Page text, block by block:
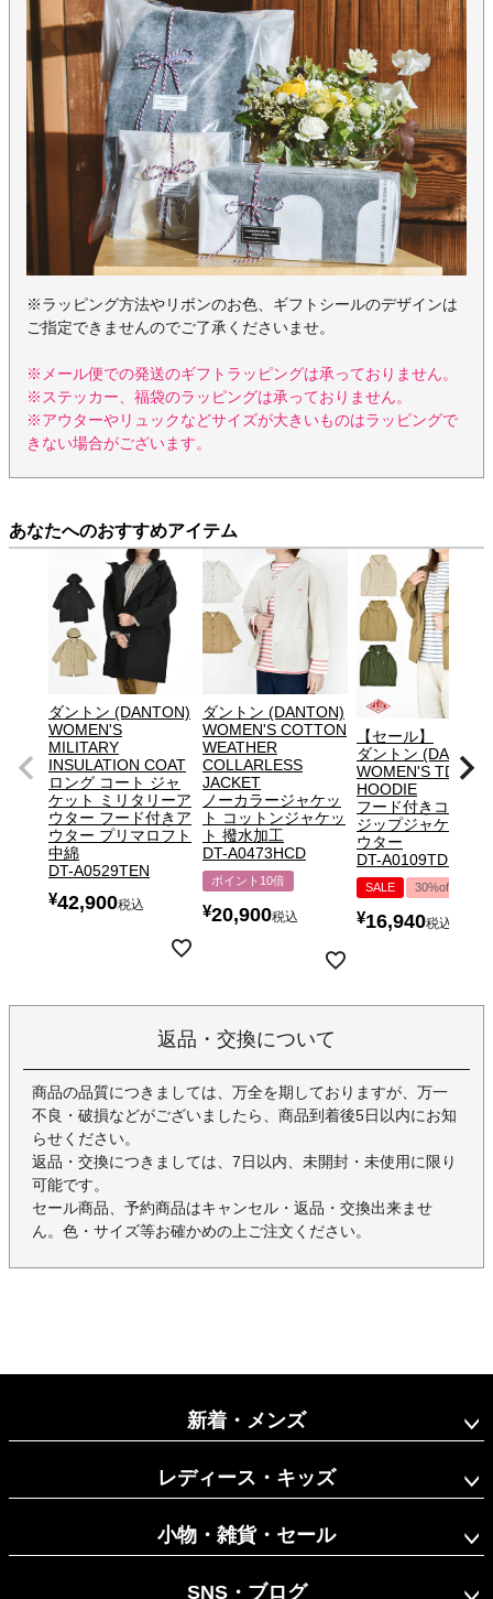
※ラッピング方法やリボンのお色、ギフトシールのデザインは
ご指定できませんのでご了承くださいませ。
※メール便での発送のギフトラッピングは承っておりません。
※ステッカー、福袋のラッピングは承っておりません。
※アウターやリュックなどサイズが大きいものはラッピングで
きない場合がございます。
あなたへのおすすめアイテム
ダントン (DANTON)
WOMEN'S
MILITARY
INSULATION COAT
ロング コート ジャ
ケット ミリタリーア
ウター フード付きア
ウター プリマロフト
中綿
DT-A0529TEN
¥42,900税込
ダントン (DANTON)
WOMEN'S COTTON
WEATHER
COLLARLESS
JACKET
ノーカラージャケッ
ト コットンジャケッ
ト 撥水加工
DT-A0473HCD
ポイント10倍
¥20,900税込
【セール】
ダントン
WOMEN'S TDU
HOODIE
フード付きコット
ジップジャケット
ウター
DT-A0109TDU
SALE 30%off
¥16,940税込
返品・交換について
商品の品質につきましては、万全を期しておりますが、万一
不良・破損などがございましたら、商品到着後5日以内にお知
らせください。
返品・交換につきましては、7日以内、未開封・未使用に限り
可能です。
セール商品、予約商品はキャンセル・返品・交換出来ませ
ん。色・サイズ等お確かめの上ご注文ください。
新着・メンズ
レディース・キッズ
小物・雑貨・セール
SNS・ブログ